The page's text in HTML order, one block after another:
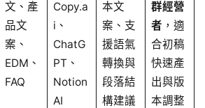
文、產
品文
案、
EDM、
FAQ
Copy.a
i、
ChatG
PT、
Notion
AI
本文
案、支
援語氣
轉換與
段落結
構建議
群經營
者 ，適
合初稿
快速產
出與版
本調整